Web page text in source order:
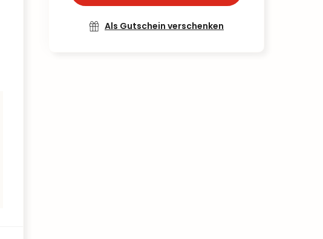
Als Gutschein verschenken